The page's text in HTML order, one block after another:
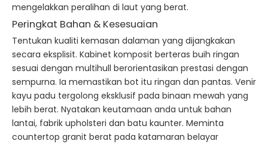
mengelakkan peralihan di laut yang berat.
Peringkat Bahan & Kesesuaian
Tentukan kualiti kemasan dalaman yang dijangkakan
secara eksplisit. Kabinet komposit berteras buih ringan
sesuai dengan multihull berorientasikan prestasi dengan
sempurna. Ia memastikan bot itu ringan dan pantas. Venir
kayu padu tergolong eksklusif pada binaan mewah yang
lebih berat. Nyatakan keutamaan anda untuk bahan
lantai, fabrik upholsteri dan batu kaunter. Meminta
countertop granit berat pada katamaran belayar